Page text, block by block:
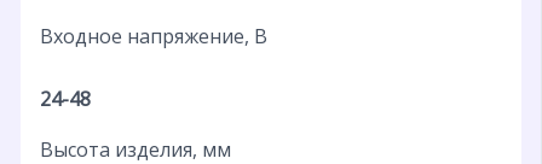
Входное напряжение, В
24-48
Высота изделия, мм